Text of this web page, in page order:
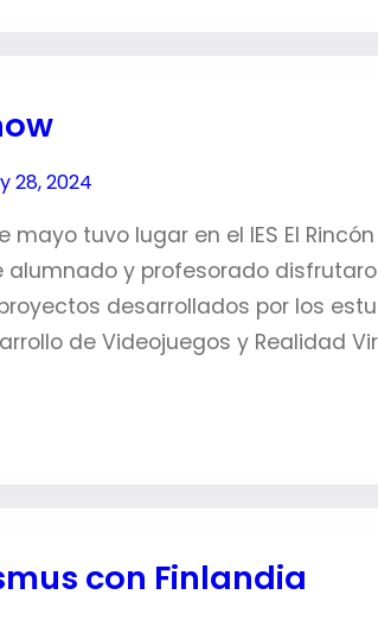
28, 2024
tuvo lugar en el IES El
alumnado y profesorado
desarrollados por los
de Videojuegos y Realidad
con Finlandia